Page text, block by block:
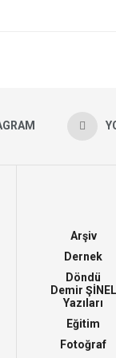
Arşiv
Dernek
Döndü
Demir ŞİNEL
Yazıları
Eğitim
Fotoğraf